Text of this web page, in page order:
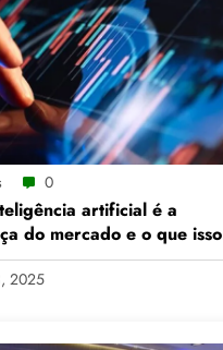
0
artificial é a
do mercado e o que isso
seus investimentos
2025